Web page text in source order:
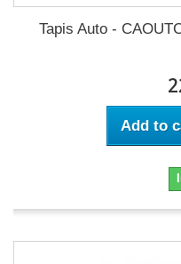
Tapis Auto -
Add to